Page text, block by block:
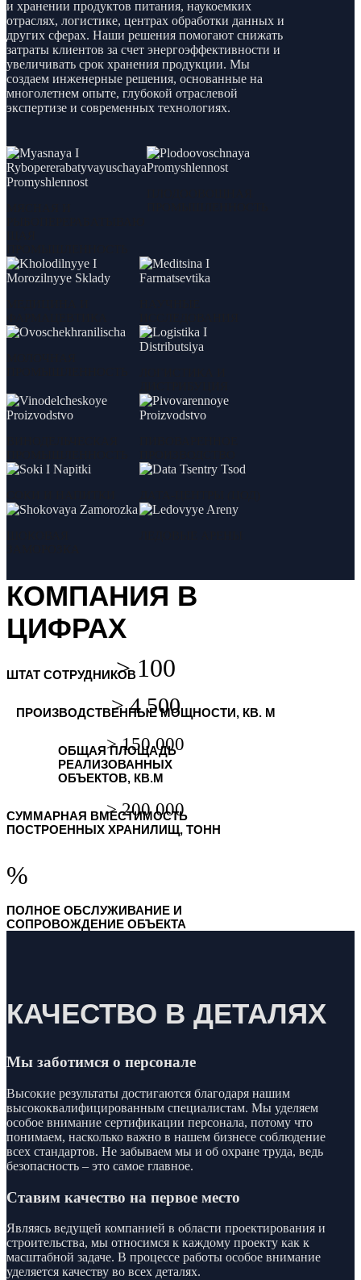
и хранении продуктов питания, наукоемких
отраслях, логистике, центрах обработки данных и
других сферах. Наши решения помогают снижать
затраты клиентов за счет энергоэффективности и
увеличивать срок хранения продукции. Мы
создаем инженерные решения, основанные на
многолетнем опыте, глубокой отраслевой
экспертизе и современных технологиях.
КОМПАНИЯ В
ЦИФРАХ
ШТАТ СОТРУДНИКОВ
ПРОИЗВОДСТВЕННЫЕ МОЩНОСТИ, КВ. М
ОБЩАЯ ПЛОЩАДЬ
РЕАЛИЗОВАННЫХ
ОБЪЕКТОВ, КВ.М
СУММАРНАЯ ВМЕСТИМОСТЬ
ПОСТРОЕННЫХ ХРАНИЛИЩ, ТОНН
%
ПОЛНОЕ ОБСЛУЖИВАНИЕ И
СОПРОВОЖДЕНИЕ ОБЪЕКТА
КАЧЕСТВО В ДЕТАЛЯХ
Мы заботимся о персонале
Высокие результаты достигаются благодаря нашим
высококвалифицированным специалистам. Мы уделяем
особое внимание сертификации персонала, потому что
понимаем, насколько важно в нашем бизнесе соблюдение
всех стандартов. Не забываем мы и об охране труда, ведь
безопасность – это самое главное.
Ставим качество на первое место
Являясь ведущей компанией в области проектирования и
строительства, мы относимся к каждому проекту как к
масштабной задаче. В процессе работы особое внимание
уделяется качеству во всех деталях.